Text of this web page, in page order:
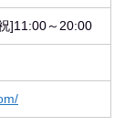
]11:00～20:00